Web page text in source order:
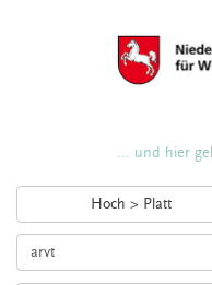
... und hier
Hoch > Platt